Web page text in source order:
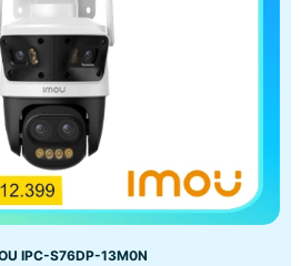
IPC-S76DP-13M0N